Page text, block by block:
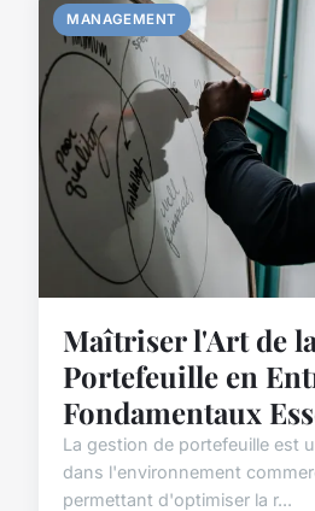
MANAGEMENT
Maîtriser l'Art de
Portefeuille en
Fondamentaux
La gestion de portefeuille est
dans l'environnement
permettant d'optimiser la r...